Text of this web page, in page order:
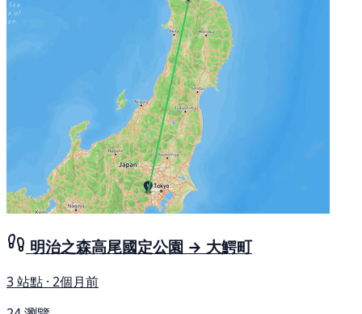
明治之森高尾國定公園 → 大鰐町
3 站點 · 2個月前